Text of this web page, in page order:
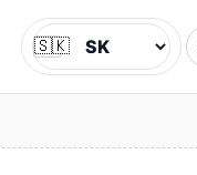
Jazyk
🇸🇰